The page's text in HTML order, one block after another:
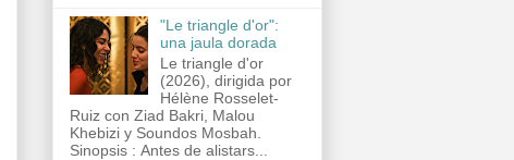
"Le triangle d'or":
una jaula dorada
Le triangle d'or
(2026), dirigida por
Hélène Rosselet-
Ruiz con Ziad Bakri, Malou
Khebizi y Soundos Mosbah.
Sinopsis : Antes de alistars...